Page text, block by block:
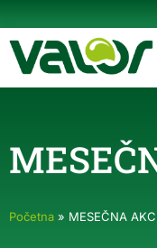
Početna » MESEČNA